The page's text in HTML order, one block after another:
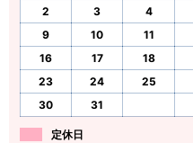
2
3 4
9
10 11
16
17 18
23
24 25
30
31
定休日